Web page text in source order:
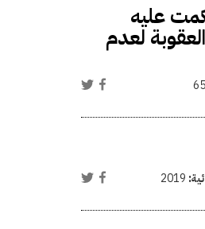
جنيه لحدث حكمت عليه
العقوبة لعدم
65
2019